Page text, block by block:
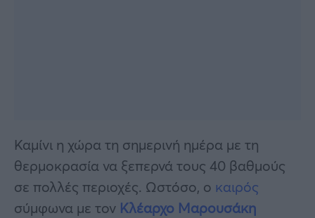
Καμίνι η χώρα τη σημερινή ημέρα με τη
θερμοκρασία να ξεπερνά τους 40 βαθμούς
σε πολλές περιοχές. Ωστόσο, ο καιρός
σύμφωνα με τον Κλέαρχο Μαρουσάκη